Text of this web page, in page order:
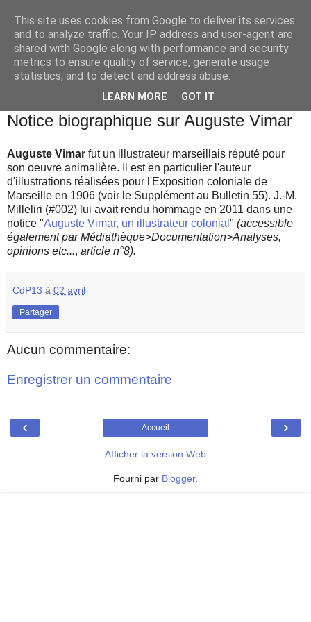
Notice biographique sur Auguste Vimar
Auguste Vimar fut un illustrateur marseillais réputé pour
son oeuvre animalière. Il est en particulier l'auteur
d'illustrations réalisées pour l'Exposition coloniale de
Marseille en 1906 (voir le Supplément au Bulletin 55). J.-M.
Milleliri (#002) lui avait rendu hommage en 2011 dans une
notice "Auguste Vimar, un illustrateur colonial " (accessible
également par Médiathèque>Documentation>Analyses,
opinions etc..., article n°8).
CdP13 à 02 avril
Partager
Aucun commentaire:
Enregistrer un commentaire
‹ ›
Accueil
Afficher la version Web
Fourni par Blogger.
This site uses cookies from Google to deliver its services
and to analyze traffic. Your IP address and user-agent are
shared with Google along with performance and security
metrics to ensure quality of service, generate usage
statistics, and to detect and address abuse.
LEARN MORE GOT IT